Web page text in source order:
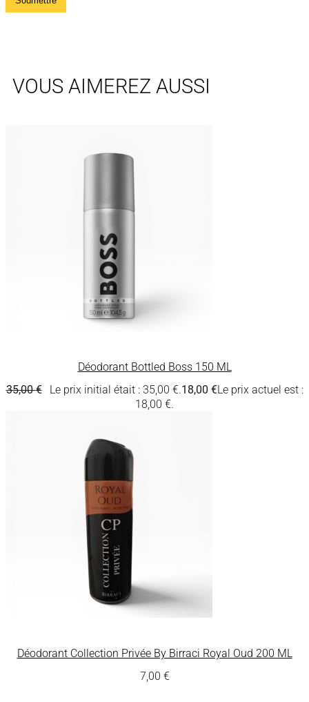
VOUS AIMEREZ AUSSI
Déodorant Bottled Boss 150 ML
35,00€ Le prix initial était : 35,00 €.18,00 €Le prix actuel est :
18,00 €.
Déodorant Collection Privée By Birraci Royal Oud 200 ML
7,00 €